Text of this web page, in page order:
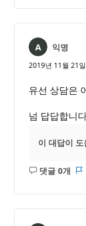
음
익명
2019년 11월 21
유선 상담은
넘 답답합니
이 대답이
댓글 0개
설
음